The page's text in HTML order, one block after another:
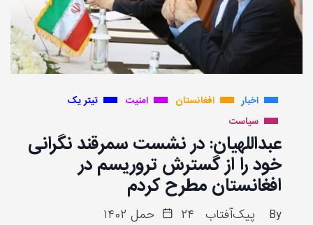
اخبار افغانستان امنیت
تیتر یک
سیاست
عبداللهیان: در نشست سمرقند نگرانی
خود را از گسترش تروریسم در
افغانستان مطرح کردم
By پیک‌آفتاب
۲۴ حمل ۱۴۰۲